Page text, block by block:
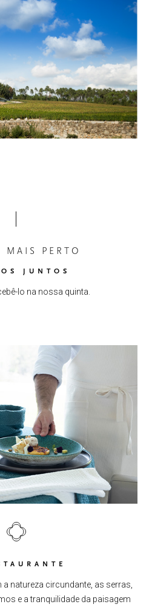
MAIS PERTO
JUNTOS
lo na nossa quinta.
natureza circundante, as serras,
e a tranquilidade da paisagem